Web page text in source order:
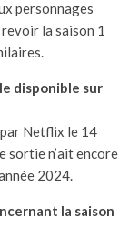
personnages
la saison 1
disponible sur
Netflix le 14
sortie n’ait encore
2024.
la saison